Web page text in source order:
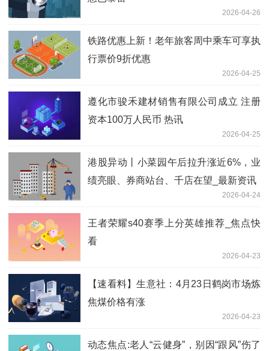
2026-04-26
铁路优惠上新！老年旅客周中乘车可享执
行票价9折优惠
2026-04-25
遵化市骏禾建材销售有限公司成立 注册
资本100万人民币 热讯
2026-04-25
港股异动丨小菜园午后拉升涨近6%，业
绩亮眼、券商站台、千店在望_最新资讯
2026-04-24
王者荣耀s40赛季上分英雄推荐_焦点快
看
2026-04-23
【速看料】生意社：4月23日鹤岗市场炼
焦煤价格有涨
2026-04-23
动态焦点:老人“云健身”，别因“跟风”伤了